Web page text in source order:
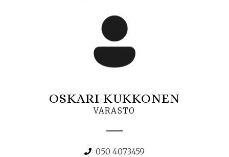
OSKARI KUKKONEN
VARASTO
050 4073459